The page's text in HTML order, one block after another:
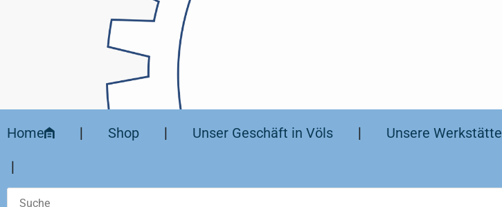
Home ❘ Shop ❘ Unser Geschäft in Völs ❘ Unsere Werkstätte
❘